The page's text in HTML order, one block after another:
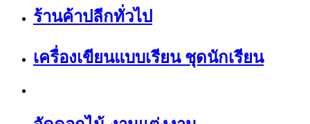
ร้านค้าปลีกทั่วไป
เครื่องเขียนแบบเรียน ชุดนักเรียน